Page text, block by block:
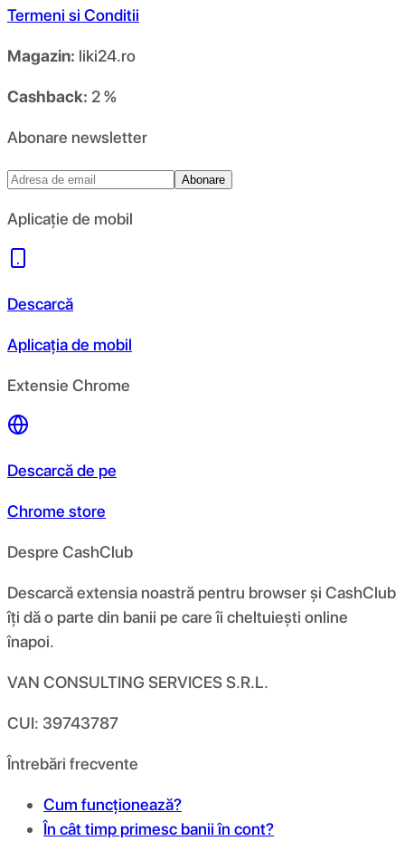
Termeni si Conditii
Magazin: liki24.ro
Cashback: 2 %
Abonare newsletter
Abonare
Aplicație de mobil
Descarcă
Aplicația de mobil
Extensie Chrome
Descarcă de pe
Chrome store
Despre CashClub
Descarcă extensia noastră pentru browser și CashClub
îți dă o parte din banii pe care îi cheltuiești online
înapoi.
VAN CONSULTING SERVICES S.R.L.
CUI: 39743787
Întrebări frecvente
Cum funcționează?
În cât timp primesc banii în cont?